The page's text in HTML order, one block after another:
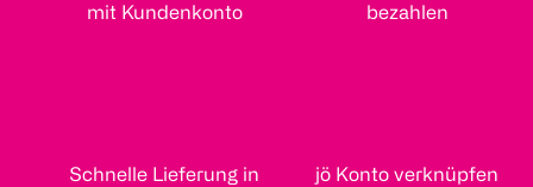
mit Kundenkonto
bezahlen
Schnelle Lieferung in
jö Konto verknüpfen